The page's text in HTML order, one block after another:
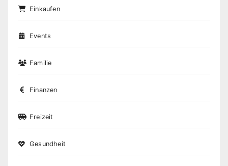
Einkaufen
Events
Familie
Finanzen
Freizeit
Gesundheit